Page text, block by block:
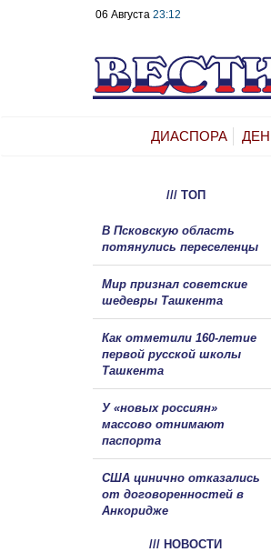
06 Августа 23:12
ДИАСПОРА
/// ТОП
В Псковскую область
потянулись переселенцы
Мир признал советские
шедевры Ташкента
Как отметили 160-летие
первой русской школы
Ташкента
У «новых россиян»
массово отнимают
паспорта
США цинично отказались
от договоренностей в
Анкоридже
/// НОВОСТИ